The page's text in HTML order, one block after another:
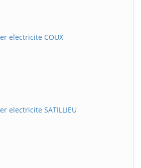
electricite COUX
electricite SATILLIEU